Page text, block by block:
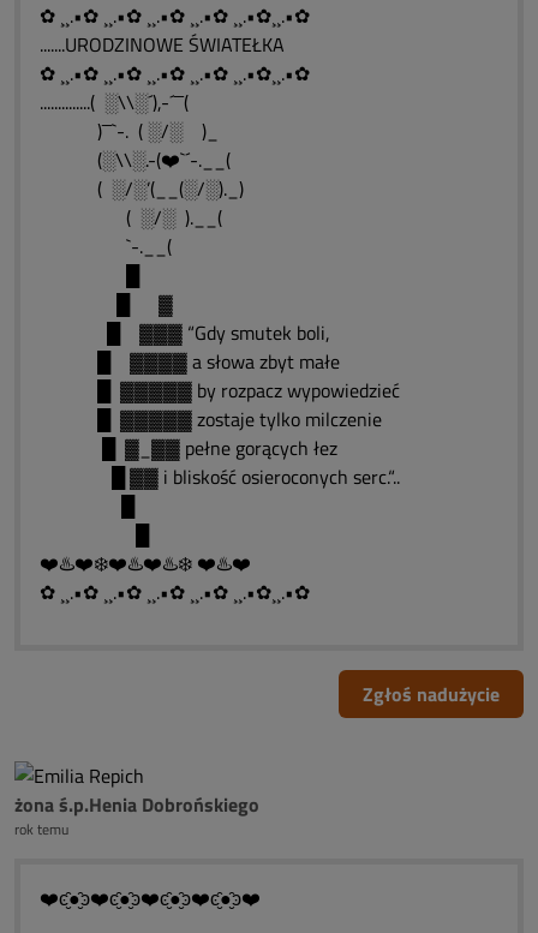
✿ ¸¸.•✿ ¸¸.•✿ ¸¸.•✿ ¸¸.•✿ ¸¸.•✿¸¸.•✿
.......URODZINOWE ŚWIATEŁKA
✿ ¸¸.•✿ ¸¸.•✿ ¸¸.•✿ ¸¸.•✿ ¸¸.•✿¸¸.•✿
..............( ░\\░´),-´¯¯(
)¯¯`-. ( ░/░ )_
(░\\░.-(❤️`´-.__(
( ░/░’(__(░/░)._)
( ░/░ ).__(
`-.__(
█ ▓
█ ▓▓▓ “Gdy smutek boli,
█ ▓▓▓▓ a słowa zbyt małe
█ ▓▓▓▓▓ by rozpacz wypowiedzieć
█ ▓▓▓▓▓ zostaje tylko milczenie
█ ▓_▓▓ pełne gorących łez
█ ▓▓ i bliskość osieroconych serc.“..
❤️♨️❤️❄️❤️♨️❤️♨️❄️ ❤️♨️❤️
✿ ¸¸.•✿ ¸¸.•✿ ¸¸.•✿ ¸¸.•✿ ¸¸.•✿¸¸.•✿
Zgłoś nadużycie
żona ś.p.Henia Dobrońskiego
rok temu
❤️ͼ̮̑●̮̑ͽ❤️ͼ̮̑●̮̑ͽ❤️ͼ̮̑●̮̑ͽ❤️ͼ̮̑●̮̑ͽ❤️